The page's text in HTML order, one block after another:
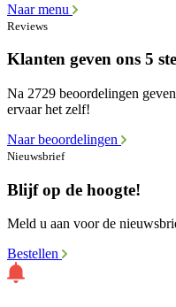
Naar menu
Reviews
Klanten geven ons 5
Na 2729 beoordelingen
ervaar het zelf!
Naar beoordelingen
Nieuwsbrief
Blijf op de hoogte!
Meld u aan voor de
Bestellen